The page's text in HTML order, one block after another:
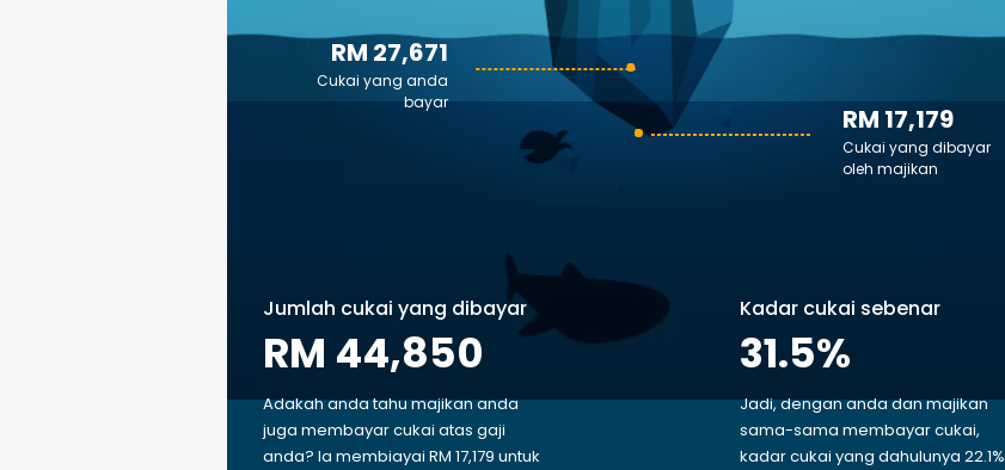
RM 17,179
Cukai yang dibayar
oleh majikan
RM 27,671
Cukai yang anda
bayar
Jumlah cukai yang dibayar
RM 44,850
Adakah anda tahu majikan anda
juga membayar cukai atas gaji
anda? Ia membiayai RM 17,179 untuk
Kadar cukai sebenar
31.5%
Jadi, dengan anda dan majikan
sama-sama membayar cukai,
kadar cukai yang dahulunya 22.1%